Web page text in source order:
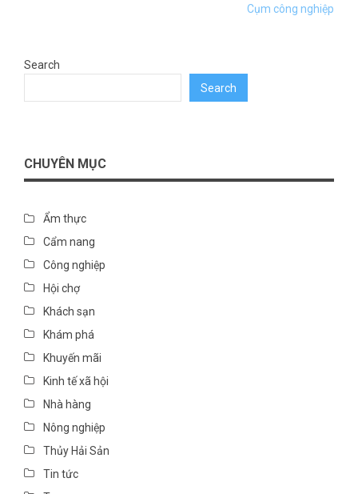
Cụm công nghiệp
Search
Search
CHUYÊN MỤC
Ẩm thực
Cẩm nang
Công nghiệp
Hội chợ
Khách sạn
Khám phá
Khuyến mãi
Kinh tế xã hội
Nhà hàng
Nông nghiệp
Thủy Hải Sản
Tin tức